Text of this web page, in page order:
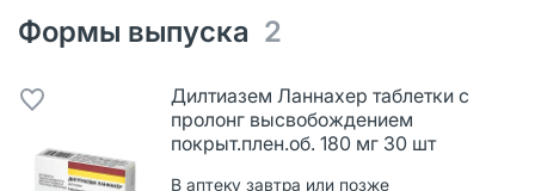
Формы выпуска 2
Дилтиазем Ланнахер таблетки с
пролонг высвобождением
покрыт.плен.об. 180 мг 30 шт
В аптеку завтра или позже